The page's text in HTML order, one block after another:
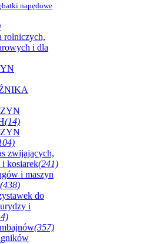
napędowe
rolniczych,
i dla
(14)
zwijających,
kosiarek(241)
i maszyn
(438)
do
i
(357)